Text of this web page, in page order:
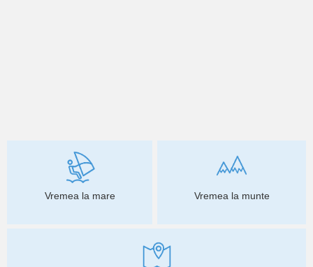
Vremea la mare Vremea la munte